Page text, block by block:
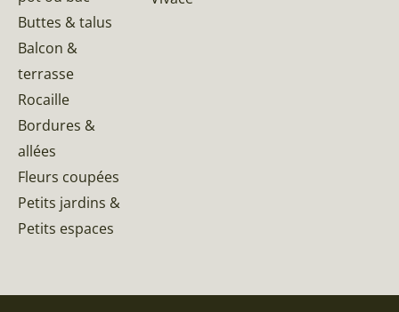
Buttes & talus
Balcon &
terrasse
Rocaille
Bordures &
allées
Fleurs coupées
Petits jardins &
Petits espaces